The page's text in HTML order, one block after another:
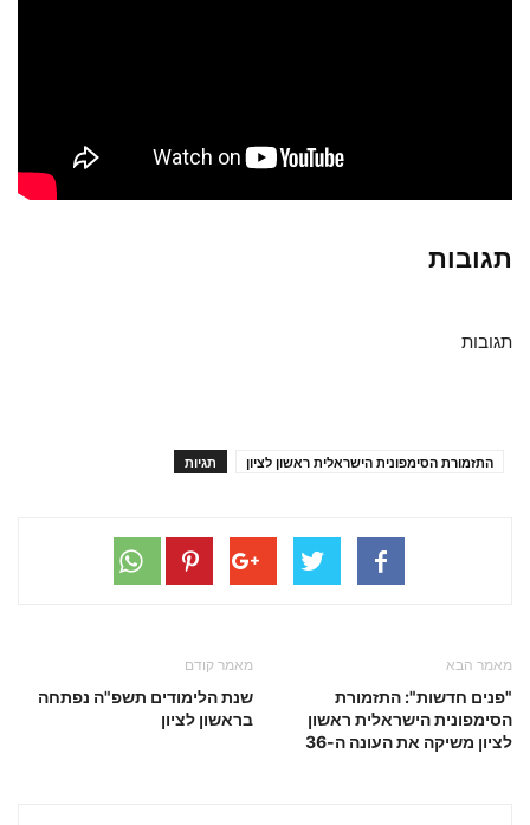
תגובות
תגובות
תגיות התזמורת הסימפונית הישראלית ראשון לציון
מאמר קודם
שנת הלימודים תשפ"ה נפתחה
בראשון לציון
מאמר הבא
"פנים חדשות": התזמורת
הסימפונית הישראלית ראשון
לציון משיקה את העונה ה-36